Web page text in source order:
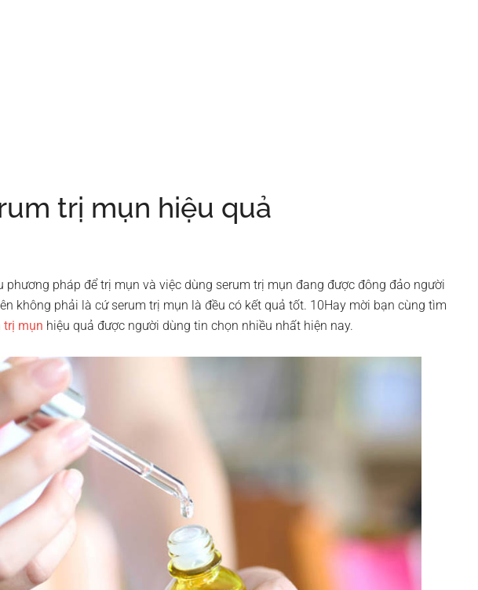
trị mụn hiệu quả
phương pháp để trị mụn và việc dùng serum trị mụn đang được đông đảo người
không phải là cứ serum trị mụn là đều có kết quả tốt. 10Hay mời bạn cùng tìm
trị mụn hiệu quả được người dùng tin chọn nhiều nhất hiện nay.